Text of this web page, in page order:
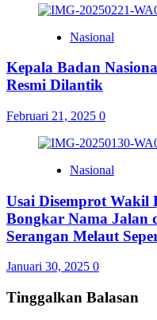
Nasional
Kepala Badan
Resmi Dilantik
Februari 21, 2025 0
Nasional
Usai Disemprot
Bongkar Nama Jalan
Serangan Melaut
Januari 30, 2025 0
Tinggalkan Balasan